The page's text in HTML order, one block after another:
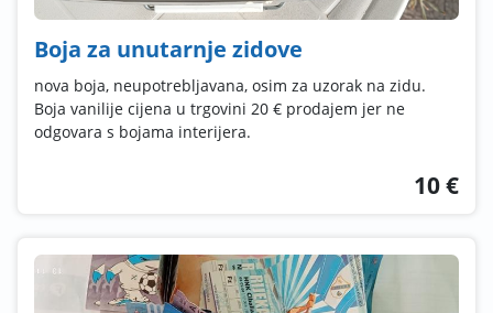
Boja za unutarnje zidove
nova boja, neupotrebljavana, osim za uzorak na zidu.
Boja vanilije cijena u trgovini 20 € prodajem jer ne
odgovara s bojama interijera.
10 €